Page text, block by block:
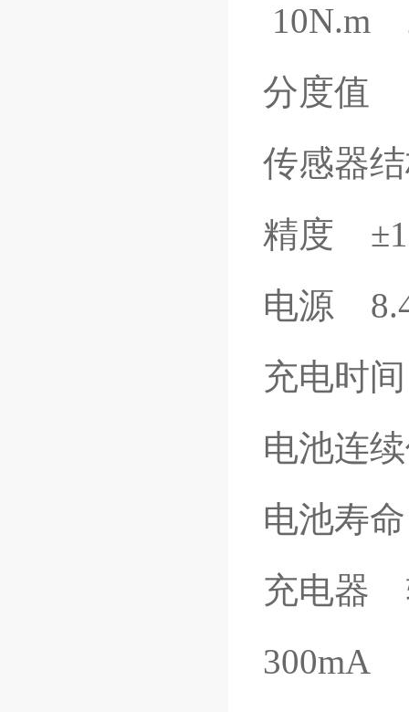
10N.m
分度值
传感器
精度
电源
充电时
电池连
电池寿
充电器
300mA